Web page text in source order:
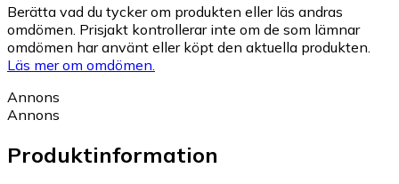
Berätta vad du tycker om produkten eller läs andras
omdömen. Prisjakt kontrollerar inte om de som lämnar
omdömen har använt eller köpt den aktuella produkten.
Läs mer om omdömen.
Annons
Annons
Produktinformation